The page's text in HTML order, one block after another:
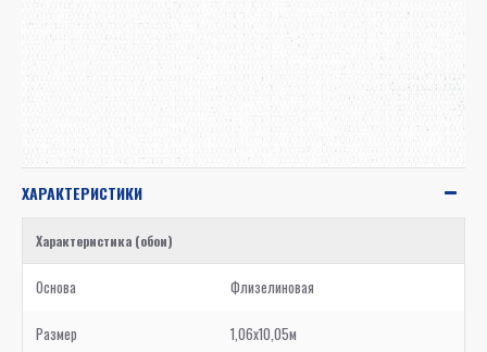
ХАРАКТЕРИСТИКИ
Характеристика (обои)
Основа Флизелиновая
Размер 1,06x10,05м